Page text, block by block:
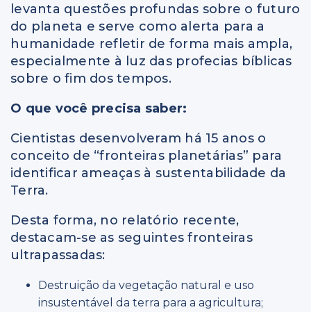
levanta questões profundas sobre o futuro
do planeta e serve como alerta para a
humanidade refletir de forma mais ampla,
especialmente à luz das profecias bíblicas
sobre o fim dos tempos.
O que você precisa saber:
Cientistas desenvolveram há 15 anos o
conceito de “fronteiras planetárias” para
identificar ameaças à sustentabilidade da
Terra.
Desta forma, no relatório recente,
destacam-se as seguintes fronteiras
ultrapassadas:
Destruição da vegetação natural e uso
insustentável da terra para a agricultura;